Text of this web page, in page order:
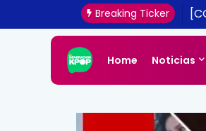
Breaking Ticker
Home Noticias